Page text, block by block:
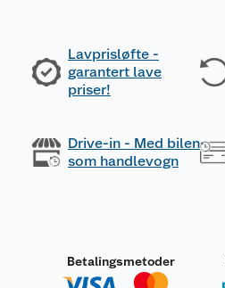
Lavprisløfte -
garantert lave
priser!
Drive-in - Med bilen
som handlevogn
Betalingsmetoder